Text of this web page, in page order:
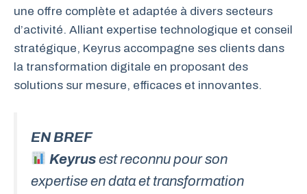
une offre complète et adaptée à divers secteurs
d’activité. Alliant expertise technologique et conseil
stratégique, Keyrus accompagne ses clients dans
la transformation digitale en proposant des
solutions sur mesure, efficaces et innovantes.
EN BREF
Keyrusest reconnu pour son
expertise en data et transformation